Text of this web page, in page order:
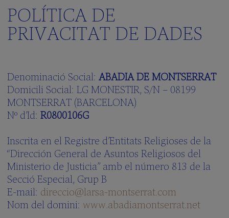
El
Director
del
cor
El
Repertori
Discografia
La
Música
La
Schola
Cantorum
Galeria
multimèdia
POLÍTICA DE
PRIVACITAT DE DADES
Denominació Social: ABADIA DE MONTSERRAT
Domicili Social: LG MONESTIR, S/N – 08199
MONTSERRAT (BARCELONA)
Nº d’Id: R0800106G
Inscrita en el Registre d’Entitats Religioses de la
“Dirección General de Asuntos Religiosos del
Ministerio de Justicia” amb el número 813 de la
Secció Especial, Grup B
E-mail: direccio@larsa-montserrat.com
Nom del domini: www.abadiamontserrat.net